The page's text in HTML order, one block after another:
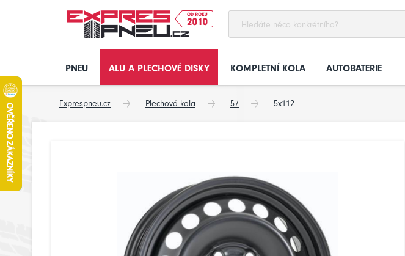
PNEU ALU A PLECHOVÉ DISKY KOMPLETNÍ KOLA AUTOBATERIE
Exprespneu.cz Plechová kola 57 5x112